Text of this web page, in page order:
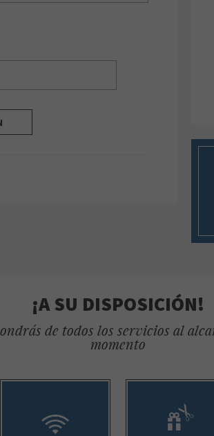
¡A SU DISPOSICIÓN!
de todos los servicios al
momento